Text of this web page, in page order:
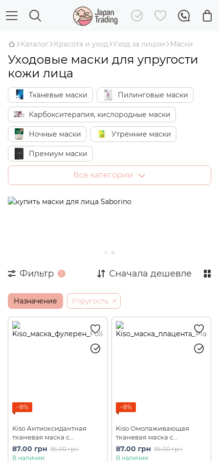
Каталог Красота и уход Уход за лицом Маски
Уходовые маски для упругости
кожи лица
Тканевые маски Пилинговые маски
Карбокситерапия, кислородные маски
Ночные маски Утренние маски
Премиум маски
SOS-маски быстрого действия
Маски от пигментации
Успокаивающие маски
Все категории
Фильтр 1 Сначала дешевле
Назначение Упругость
−8%
Kiso Антиоксидантная
тканевая маска с
фуллереном Fullerene Face
Mask (1 шт)
87.00 грн 95.00 грн
В наличии
−8%
Kiso Омолаживающая
тканевая маска с
экстрактом плаценты
Placenta Face Mask (1 шт)
87.00 грн 95.00 грн
В наличии